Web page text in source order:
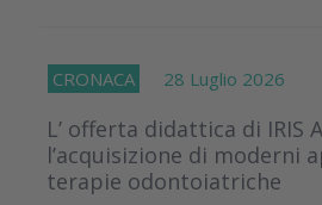
CRONACA 28 Luglio 2026
L’ offerta didattica di IRIS
l’acquisizione di moderni
terapie odontoiatriche